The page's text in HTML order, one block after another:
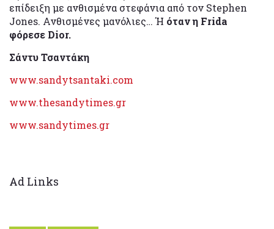
επίδειξη με ανθισμένα στεφάνια από τον Stephen
Jones. Ανθισμένες μανόλιες… Ή όταν η Frida
φόρεσε Dior.
Σάντυ Τσαντάκη
www.sandytsantaki.com
www.thesandytimes.gr
www.sandytimes.gr
Ad Links